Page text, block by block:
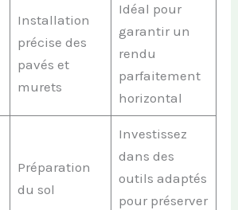
Installation
précise des
pavés et
murets
Idéal pour
garantir un
rendu
parfaitement
horizontal
Préparation
du sol
Investissez
dans des
outils adaptés
pour préserver